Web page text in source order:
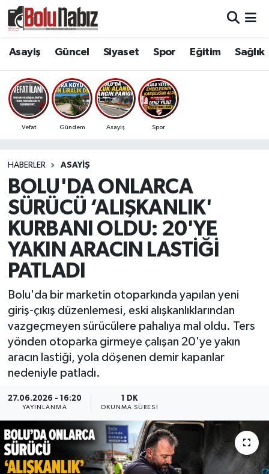
Asayiş Güncel Siyaset Spor Eğitim Sağlık
Vefat Gündem Asayiş Spor
HABERLER ASAYIŞ
BOLU'DA ONLARCA
SÜRÜCÜ ‘ALIŞKANLIK'
KURBANI OLDU: 20'YE
YAKIN ARACIN LASTİĞİ
PATLADI
Bolu'da bir marketin otoparkında yapılan yeni
giriş-çıkış düzenlemesi, eski alışkanlıklarından
vazgeçmeyen sürücülere pahalıya mal oldu. Ters
yönden otoparka girmeye çalışan 20'ye yakın
aracın lastiği, yola döşenen demir kapanlar
nedeniyle patladı.
27.06.2026 - 16:20
YAYINLANMA
1 DK
OKUNMA SÜRESI
Güncel
Bolu Hava Durumu
Bolu Namaz Vakitleri
Süper Lig Puan Durumu ve Fikstür
Tüm Manşetler
Son Dakika Haberleri
Haber Arşivi